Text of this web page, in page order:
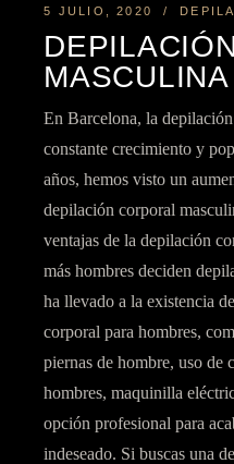
5 JULIO, 2020
En Barcelona,la
constante crecimiento y
años, hemos visto un
depilación corporal
ventajas de la depilación
más hombres deciden
ha llevado a la existencia
corporal para hombres,
piernas de hombre, uso de
hombres, maquinilla
opción profesional para
indeseado. Si buscas una